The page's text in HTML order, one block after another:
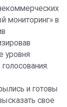
мониторинг» в
уровня
и готовы
свое